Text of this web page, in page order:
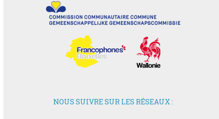
NOUS SUIVRE SUR LES RÉSEAUX :